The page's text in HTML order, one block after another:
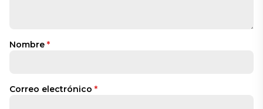
Nombre *
Correo electrónico *